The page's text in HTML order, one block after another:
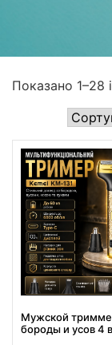
Показано 1–28
Мужской
бороды и усов 4